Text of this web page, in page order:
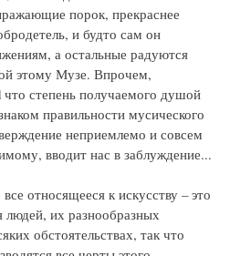
порок, прекраснее
и будто сам он
а остальные радуются
этому Музе. Впрочем,
степень получаемого душой
правильности мусического
неприемлемо и совсем
вводит нас в заблуждение...
относящееся к искусству – это
людей, их разнообразных
обстоятельствах, так что